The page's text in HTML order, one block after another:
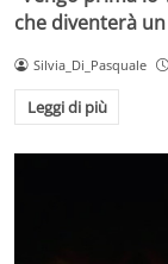
che diventerà
Silvia_Di_Pasquale
Leggi di più